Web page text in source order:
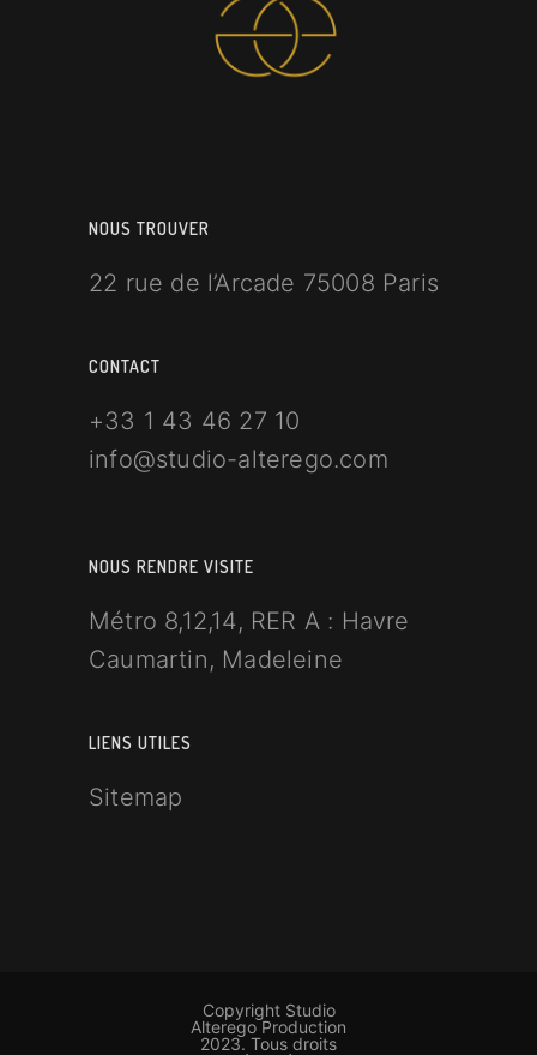
NOUS TROUVER
22 rue de l’Arcade 75008 Paris
CONTACT
+33 1 43 46 27 10
info@studio-alterego.com
NOUS RENDRE VISITE
Métro 8,12,14, RER A : Havre
Caumartin, Madeleine
LIENS UTILES
Sitemap
Copyright Studio
Alterego Production
2023. Tous droits